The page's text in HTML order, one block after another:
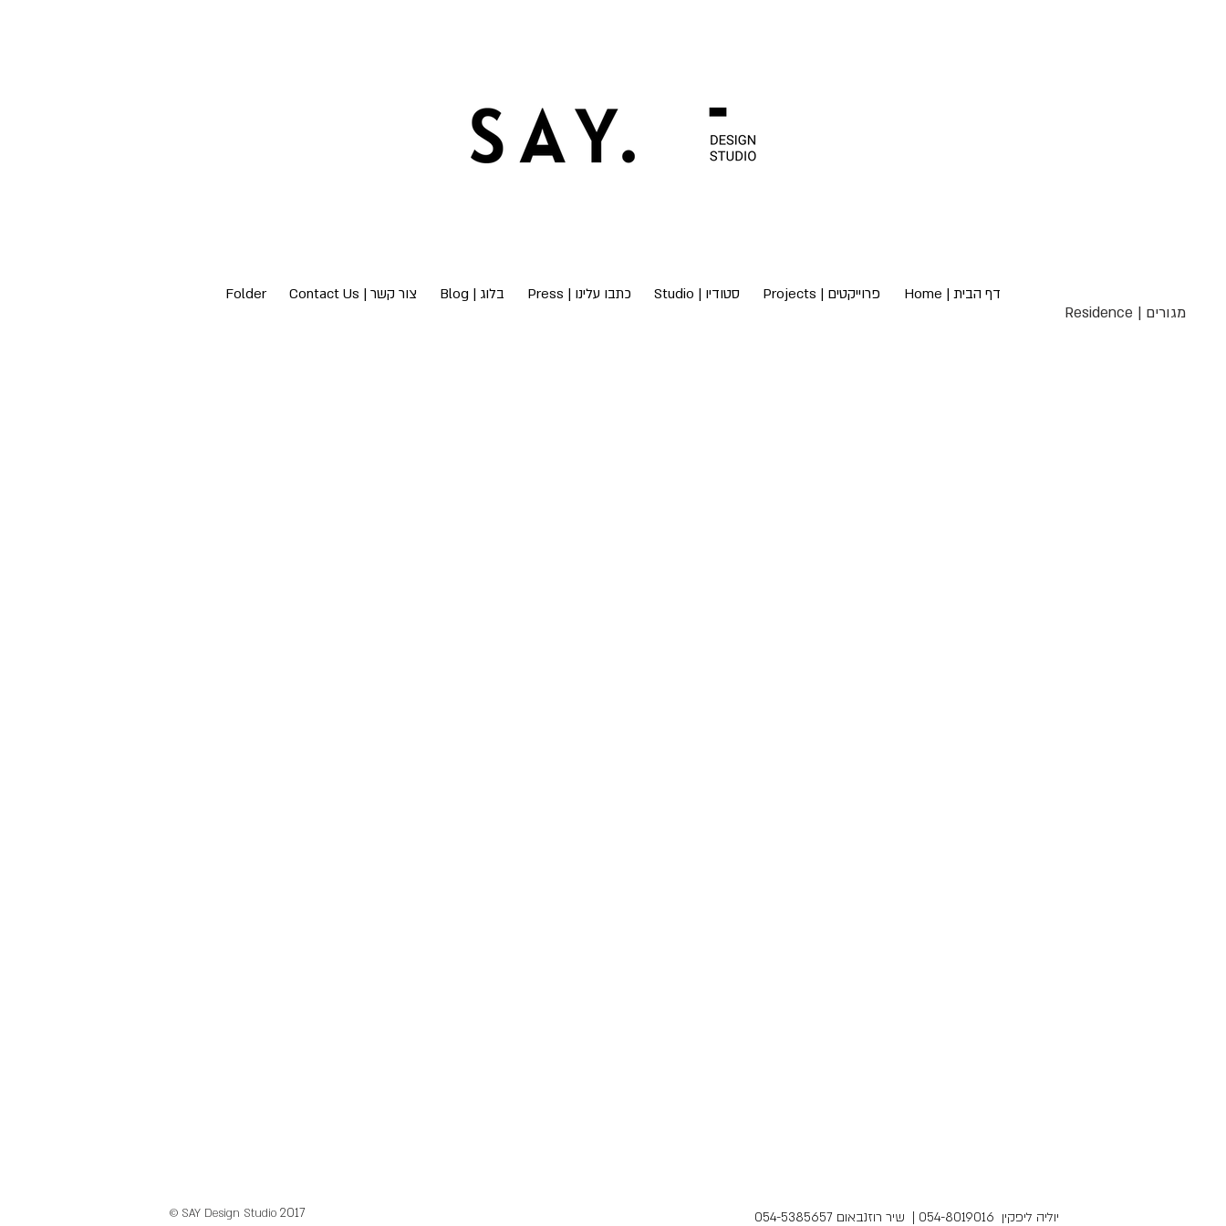
דף הבית | Home פרוייקטים | Projects סטודיו | Studio כתבו עלינו | Press בלוג | Blog צור קשר | Contact Us Folder
Residence | מגורים
© SAY Design Studio 2017 יוליה ליפקין 054-8019016 | שיר רוזנבאום 054-5385657